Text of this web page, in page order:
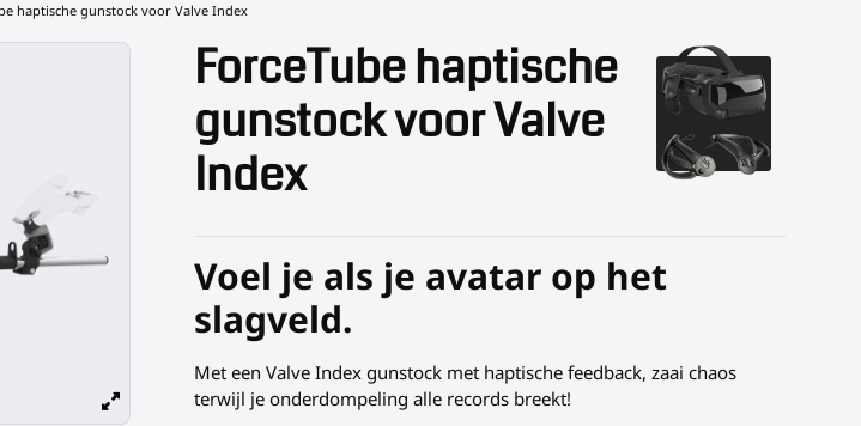
haptische gunstock voor Valve Index
ForceTube haptische
gunstock voor Valve
Index
Voel je als je avatar op het
slagveld.
Met een Valve Index gunstock met haptische feedback, zaai chaos
terwijl je onderdompeling alle records breekt!